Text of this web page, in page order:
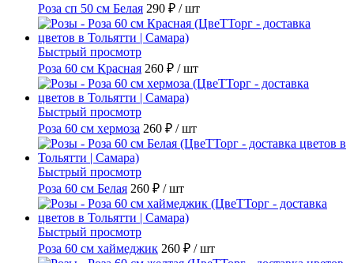
Роза сп 50 см Белая 290 ₽ / шт
Быстрый просмотр
Роза 60 см Красная 260 ₽ / шт
Быстрый просмотр
Роза 60 см хермоза 260 ₽ / шт
Быстрый просмотр
Роза 60 см Белая 260 ₽ / шт
Быстрый просмотр
Роза 60 см хаймеджик 260 ₽ / шт